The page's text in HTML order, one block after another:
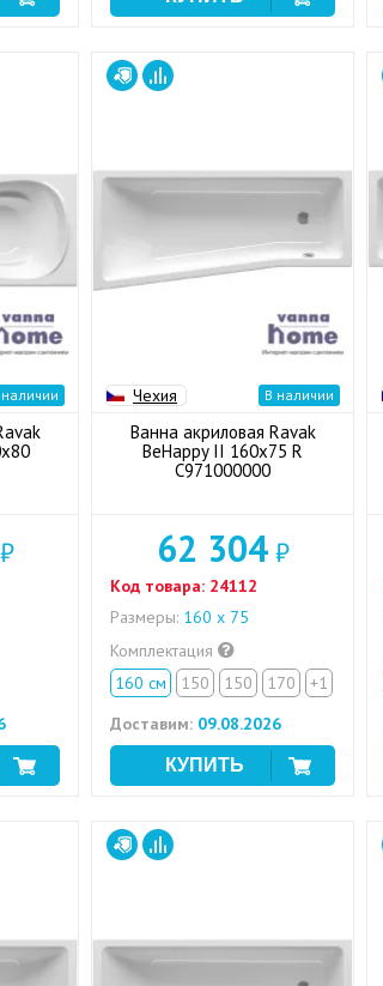
₽
Чехия В наличии
Ванна акриловая Ravak
BeHappy II 160x75 R
C971000000
62 304₽
Код товара: 24112
Размеры: 160 х 75
Комплектация
160 см
150 150 170
+1
Доставим: 09.08.2026